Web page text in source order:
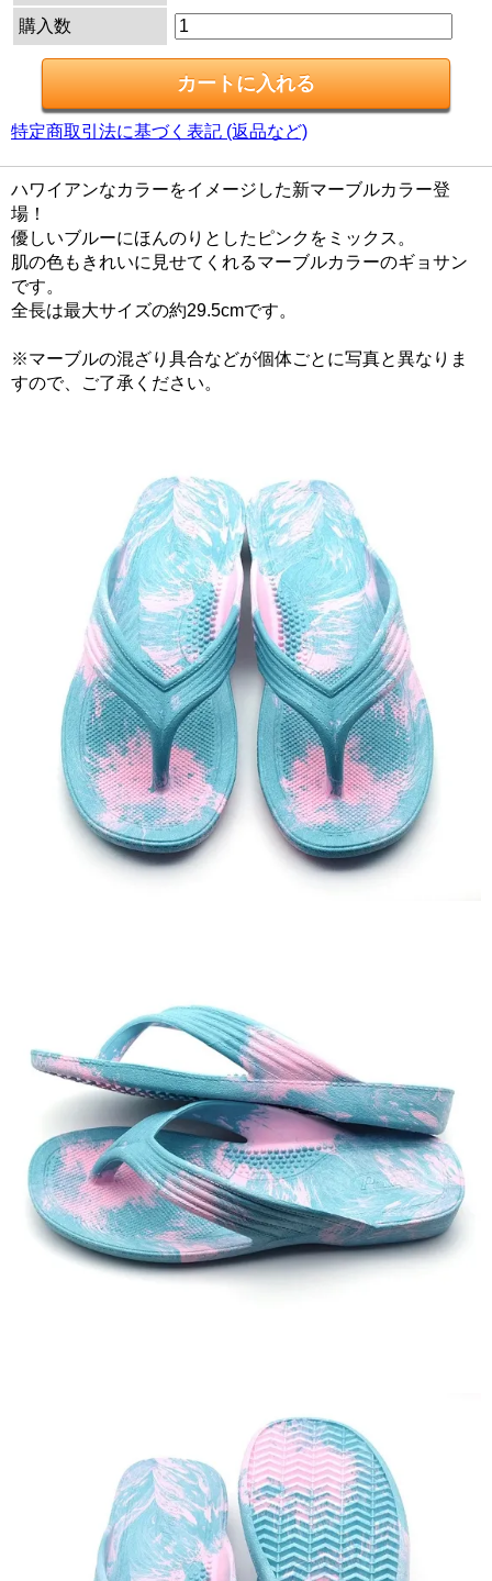
購入数
特定商取引法に基づく表記 (返品など)
ハワイアンなカラーをイメージした新マーブルカラー登
場！
優しいブルーにほんのりとしたピンクをミックス。
肌の色もきれいに見せてくれるマーブルカラーのギョサン
です。
全長は最大サイズの約29.5cmです。
※マーブルの混ざり具合などが個体ごとに写真と異なりま
すので、ご了承ください。